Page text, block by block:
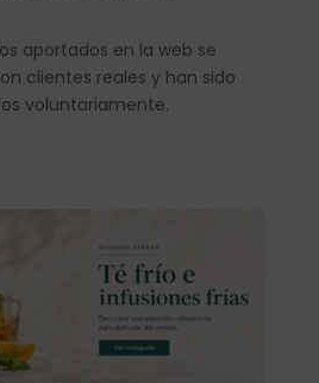
aportados en la web se
clientes reales y han sido
voluntariamente.